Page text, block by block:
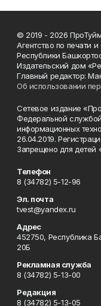
© 2019 - 2026
Агентство по печати
Республики
Издательский дом
Главный редактор:
Об использовании
Сетевое издание
Федеральной
информационных
26.04.2019.
Запрещено для детей
Телефон
8 (34782) 5-12-96
Эл. почта
tvest@yandex.ru
Адрес
452750, Республика
20Б
Рекламная служба
8 (34782) 5-13-00
Редакция
8 (34782) 5-13-05